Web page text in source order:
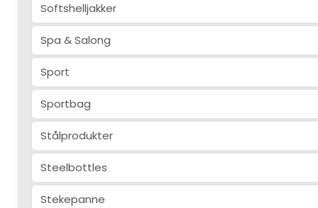
Softshelljakker
Spa & Salong
Sport
Sportbag
Stålprodukter
Steelbottles
Stekepanne